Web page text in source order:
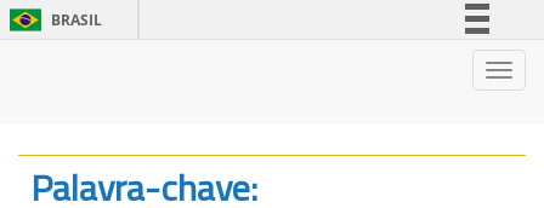
BRASIL
Palavra-chave: